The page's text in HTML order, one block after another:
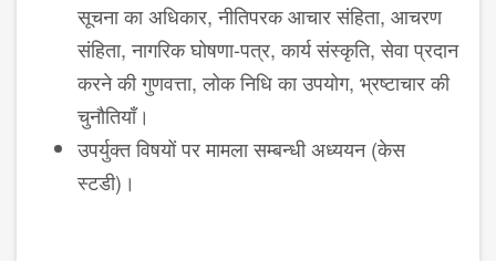
सूचना का अ​धिकार, नीतिपरक आचार संहिता, आचरण
संहिता, नागरिक घोषणा-पत्र, कार्य संस्कृति, सेवा प्रदान
करने की गुणवत्ता, लोक निधि का उपयोग, भ्रष्टाचार की
चुनौतियाँ।
उपर्युक्त विषयों पर मामला सम्बन्धी अध्ययन (केस
स्टडी)।